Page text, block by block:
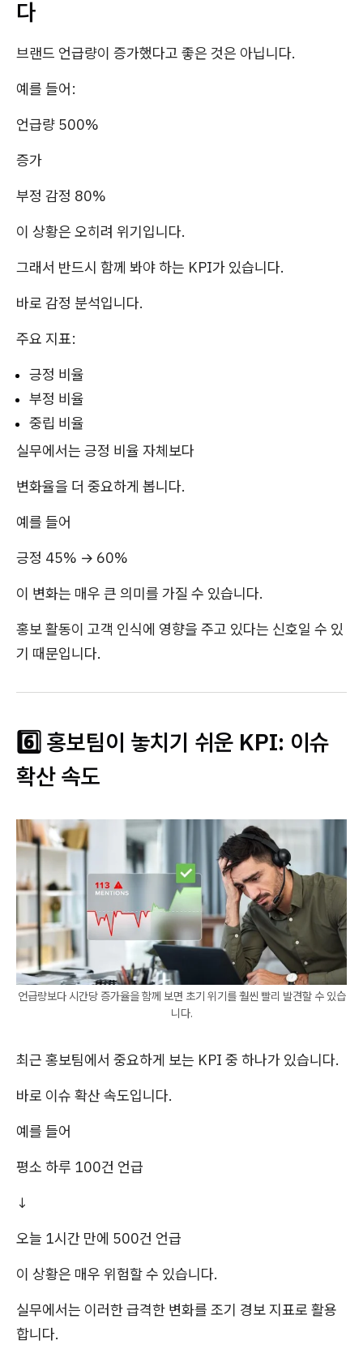
다
브랜드 언급량이 증가했다고 좋은 것은 아닙니다.
예를 들어:
언급량 500%
증가
부정 감정 80%
이 상황은 오히려 위기입니다.
그래서 반드시 함께 봐야 하는 KPI가 있습니다.
바로 감정 분석입니다.
주요 지표:
긍정 비율
부정 비율
중립 비율
실무에서는 긍정 비율 자체보다
변화율을 더 중요하게 봅니다.
예를 들어
긍정 45% → 60%
이 변화는 매우 큰 의미를 가질 수 있습니다.
홍보 활동이 고객 인식에 영향을 주고 있다는 신호일 수 있
기 때문입니다.
6️⃣ 홍보팀이 놓치기 쉬운 KPI: 이슈
확산 속도
언급량보다 시간당 증가율을 함께 보면 초기 위기를 훨씬 빨리 발견할 수 있습
니다.
최근 홍보팀에서 중요하게 보는 KPI 중 하나가 있습니다.
바로 이슈 확산 속도입니다.
예를 들어
평소 하루 100건 언급
↓
오늘 1시간 만에 500건 언급
이 상황은 매우 위험할 수 있습니다.
실무에서는 이러한 급격한 변화를 조기 경보 지표로 활용
합니다.